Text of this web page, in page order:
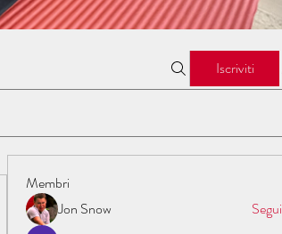
Iscriviti
Membri
Jon Snow
Segui